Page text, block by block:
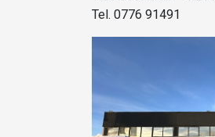
Tel. 0776 91491